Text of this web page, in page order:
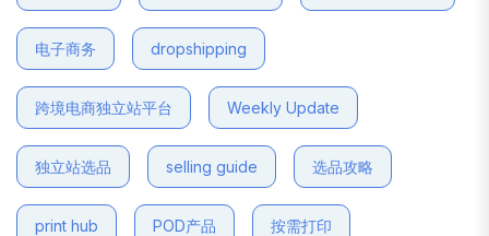
电子商务 dropshipping
跨境电商独立站平台 Weekly Update
独立站选品 selling guide 选品攻略
print hub POD产品 按需打印